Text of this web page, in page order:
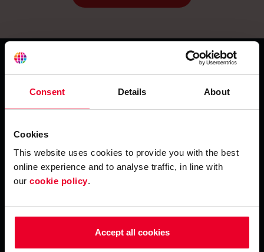
Consent Details About
Cookies
This website uses cookies to provide you with the best
online experience and to analyse traffic, in line with
our cookie policy.
Accept all cookies
Producten & services